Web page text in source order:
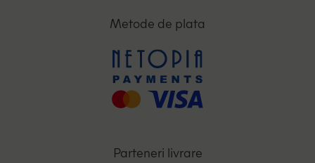
Metode de plata
Parteneri livrare